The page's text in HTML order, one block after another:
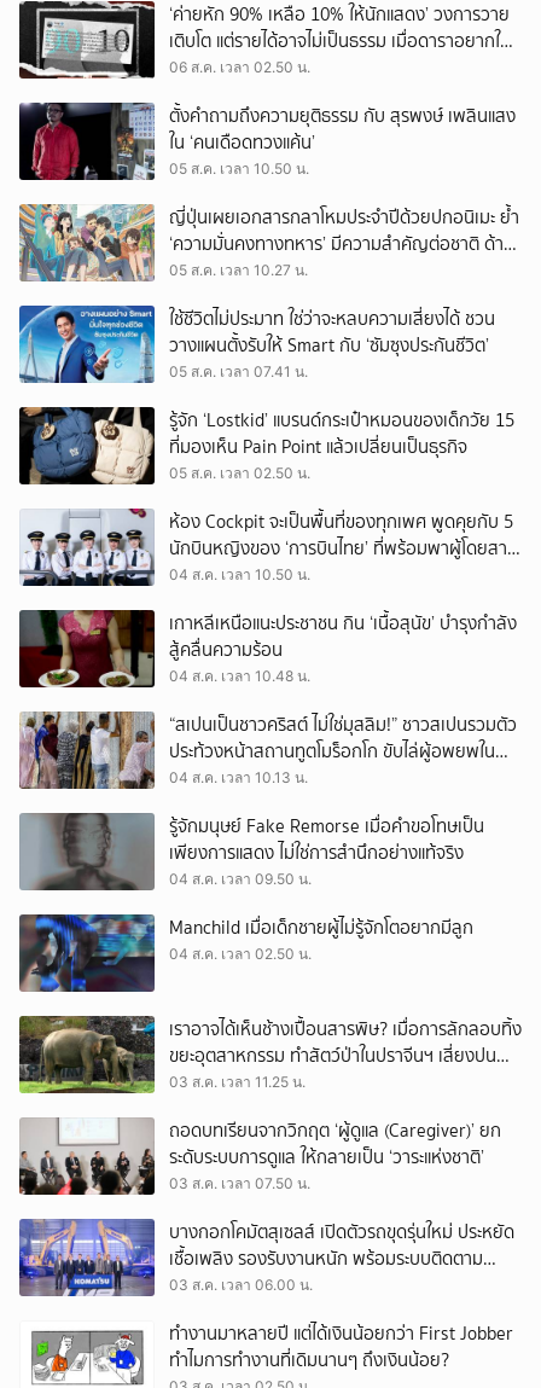
‘ค่ายหัก 90% เหลือ 10% ให้นักแสดง’ วงการวาย
เติบโต แต่รายได้อาจไม่เป็นธรรม เมื่อดาราอยากให้มี
‘สัญญามาตรฐาน’
06 ส.ค. เวลา 02.50 น.
ตั้งคำถามถึงความยุติธรรม กับ สุรพงษ์ เพลินแสง
ใน ‘คนเดือดทวงแค้น’
05 ส.ค. เวลา 10.50 น.
ญี่ปุ่นเผยเอกสารกลาโหมประจำปีด้วยปกอนิเมะ ย้ำ
‘ความมั่นคงทางทหาร’ มีความสำคัญต่อชาติ ด้าน
จีนเตือน ขออย่าซ้ำรอยประวัติศาสตร์
05 ส.ค. เวลา 10.27 น.
ใช้ชีวิตไม่ประมาท ใช่ว่าจะหลบความเสี่ยงได้ ชวน
วางแผนตั้งรับให้ Smart กับ ‘ซัมซุงประกันชีวิต’
05 ส.ค. เวลา 07.41 น.
รู้จัก ‘Lostkid’ แบรนด์กระเป๋าหมอนของเด็กวัย 15
ที่มองเห็น Pain Point แล้วเปลี่ยนเป็นธุรกิจ
05 ส.ค. เวลา 02.50 น.
ห้อง Cockpit จะเป็นพื้นที่ของทุกเพศ พูดคุยกับ 5
นักบินหญิงของ ‘การบินไทย’ ที่พร้อมพาผู้โดยสาร
บินไปทั่วโลก
04 ส.ค. เวลา 10.50 น.
เกาหลีเหนือแนะประชาชน กิน ‘เนื้อสุนัข’ บำรุงกำลัง
สู้คลื่นความร้อน
04 ส.ค. เวลา 10.48 น.
“สเปนเป็นชาวคริสต์ ไม่ใช่มุสลิม!” ชาวสเปนรวมตัว
ประท้วงหน้าสถานทูตโมร็อกโก ขับไล่ผู้อพยพใน
เมืองเซวตาออกนอกประเทศ
04 ส.ค. เวลา 10.13 น.
รู้จักมนุษย์ Fake Remorse เมื่อคำขอโทษเป็น
เพียงการแสดง ไม่ใช่การสำนึกอย่างแท้จริง
04 ส.ค. เวลา 09.50 น.
Manchild เมื่อเด็กชายผู้ไม่รู้จักโตอยากมีลูก
04 ส.ค. เวลา 02.50 น.
เราอาจได้เห็นช้างเปื้อนสารพิษ? เมื่อการลักลอบทิ้ง
ขยะอุตสาหกรรม ทำสัตว์ป่าในปราจีนฯ เสี่ยงปน
เปื้อน
03 ส.ค. เวลา 11.25 น.
ถอดบทเรียนจากวิกฤต ‘ผู้ดูแล (Caregiver)’ ยก
ระดับระบบการดูแล ให้กลายเป็น ‘วาระแห่งชาติ’
03 ส.ค. เวลา 07.50 น.
บางกอกโคมัตสุเซลส์ เปิดตัวรถขุดรุ่นใหม่ ประหยัด
เชื้อเพลิง รองรับงานหนัก พร้อมระบบติดตาม
เครื่องจักรผ่านดาวเทียม
03 ส.ค. เวลา 06.00 น.
ทำงานมาหลายปี แต่ได้เงินน้อยกว่า First Jobber
ทำไมการทำงานที่เดิมนานๆ ถึงเงินน้อย?